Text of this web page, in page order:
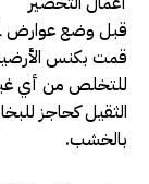
قمت بكنس
للتخلص من أي
الثقيل كحاجز
بالخشب.